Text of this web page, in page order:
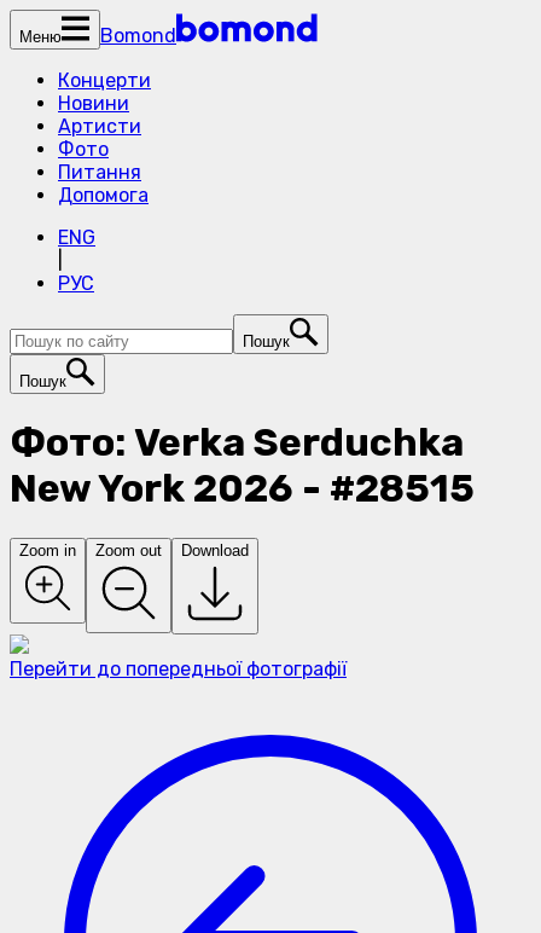
Меню
Bomond
Концерти
Новини
Артисти
Фото
Питання
Допомога
ENG
РУС
Пошук
Пошук
Фото: Verka Serduchka
New York 2026 - #28515
Zoom in Zoom out Download
Перейти до попередньої фотографії